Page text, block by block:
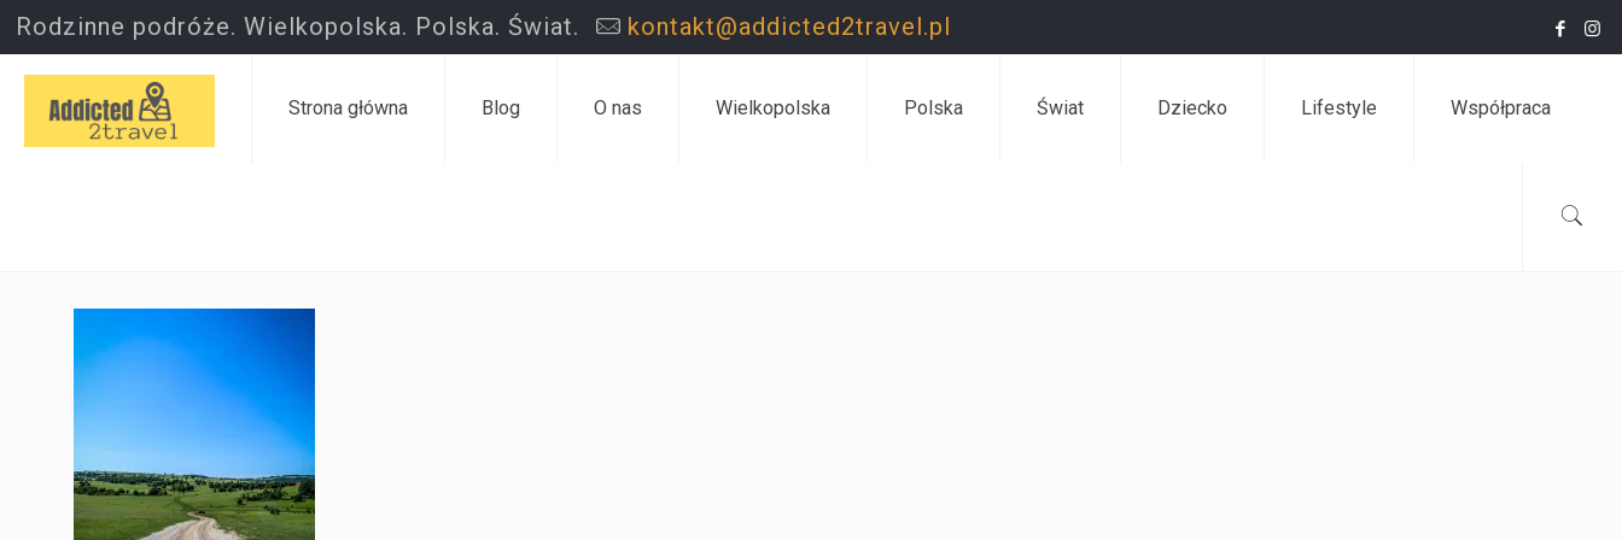
Rodzinne podróże. Wielkopolska. Polska. Świat. kontakt@addicted2travel.pl
Strona główna Blog O nas Wielkopolska Polska Świat Dziecko Lifestyle Współpraca